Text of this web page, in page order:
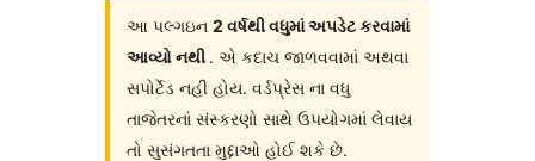
આ પલ્ગઇન 2 વર્ષથી વધુમાં અપડેટ કરવામાં
આવ્યો નથી . એ કદાચ જાળવવામાં અથવા
સપોર્ટેડ નહી હોય. વર્ડપ્રેસ ના વધુ
તાજેતરનાં સંસ્કરણો સાથે ઉપયોગમાં લેવાય
તો સુસંગતતા મુદ્દાઓ હોઈ શકે છે.